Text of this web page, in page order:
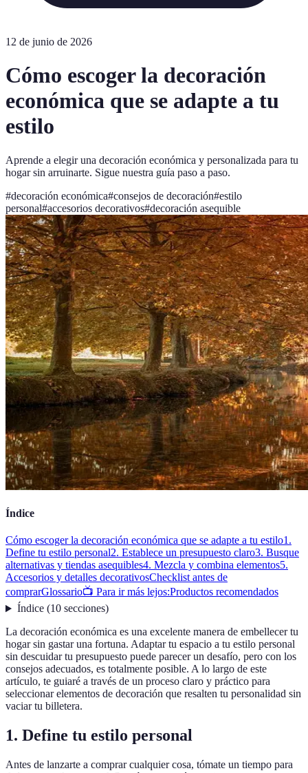
12 de junio de 2026
Cómo escoger la decoración
económica que se adapte a tu
estilo
Aprende a elegir una decoración económica y personalizada para tu
hogar sin arruinarte. Sigue nuestra guía paso a paso.
#decoración económica#consejos de decoración#estilo
personal#accesorios decorativos#decoración asequible
Índice
Cómo escoger la decoración económica que se adapte a tu estilo1.
Define tu estilo personal2. Establece un presupuesto claro3. Busque
alternativas y tiendas asequibles4. Mezcla y combina elementos5.
Accesorios y detalles decorativosChecklist antes de
comprarGlossario📺 Para ir más lejos:Productos recomendados
Índice(10 secciones)
La decoración económica es una excelente manera de embellecer tu
hogar sin gastar una fortuna. Adaptar tu espacio a tu estilo personal
sin descuidar tu presupuesto puede parecer un desafío, pero con los
consejos adecuados, es totalmente posible. A lo largo de este
artículo, te guiaré a través de un proceso claro y práctico para
seleccionar elementos de decoración que resalten tu personalidad sin
vaciar tu billetera.
1. Define tu estilo personal
Antes de lanzarte a comprar cualquier cosa, tómate un tiempo para